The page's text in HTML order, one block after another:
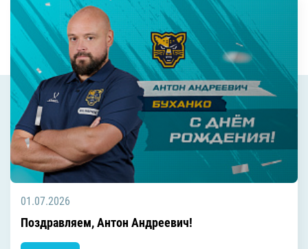
01.07.2026
Поздравляем, Антон Андреевич!